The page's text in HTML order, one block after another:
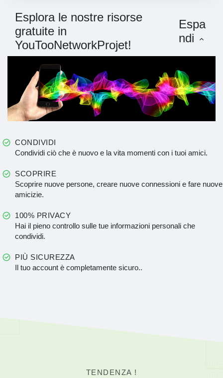
Esplora le nostre risorse
gratuite in
YouTooNetworkProjet!
Espa
ndi
CONDIVIDI
Condividi ciò che è nuovo e la vita momenti con i tuoi amici.
SCOPRIRE
Scoprire nuove persone, creare nuove connessioni e fare nuove
amicizie.
100% PRIVACY
Hai il pieno controllo sulle tue informazioni personali che
condividi.
PIÙ SICUREZZA
Il tuo account è completamente sicuro..
TENDENZA !